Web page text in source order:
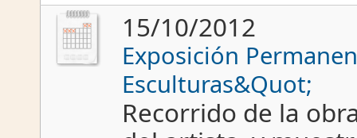
15/10/2012
Exposición
Esculturas&Quot;
Recorrido de la